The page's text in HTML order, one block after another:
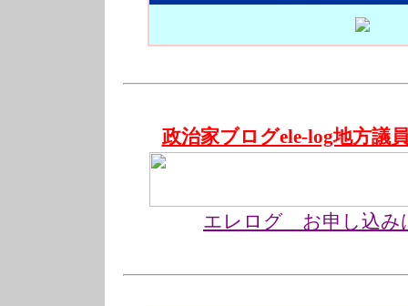
政治家ブログele-log地方議
エレログ お申し込み